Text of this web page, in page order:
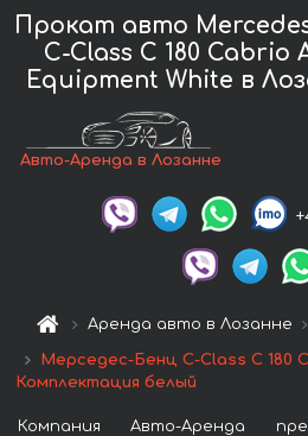
Прокат авто
C-Class C 180 Cabrio
Equipment White в
Авто-Аренда в Лозанне
Аренда авто в Лозанне
Мерседес-Бенц C-Class C 180
Комплектация белый
Компания Авто-Аренда